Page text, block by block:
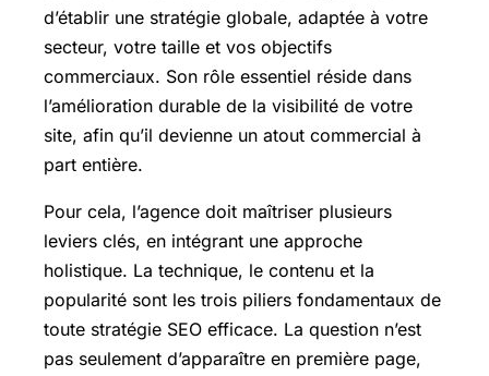
d’établir une stratégie globale, adaptée à votre
secteur, votre taille et vos objectifs
commerciaux. Son rôle essentiel réside dans
l’amélioration durable de la visibilité de votre
site, afin qu’il devienne un atout commercial à
part entière.
Pour cela, l’agence doit maîtriser plusieurs
leviers clés, en intégrant une approche
holistique. La technique, le contenu et la
popularité sont les trois piliers fondamentaux de
toute stratégie SEO efficace. La question n’est
pas seulement d’apparaître en première page,